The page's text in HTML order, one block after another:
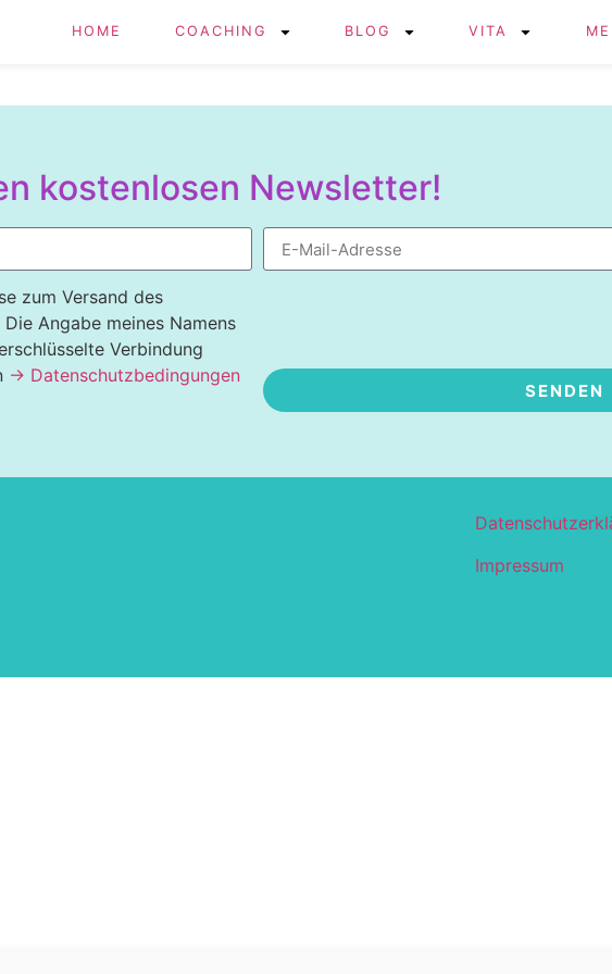
HOME COACHING BLOG VITA
kostenlosen Newsletter!
zum Versand des
Angabe meines Namens
Verbindung
→ Datenschutzbedingungen
SENDEN
Impressum